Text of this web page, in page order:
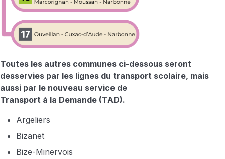
Toutes les autres communes ci-dessous seront
desservies par les lignes du transport scolaire, mais
aussi par le nouveau service de
Transport à la Demande (TAD).
Argeliers
Bizanet
Bize-Minervois